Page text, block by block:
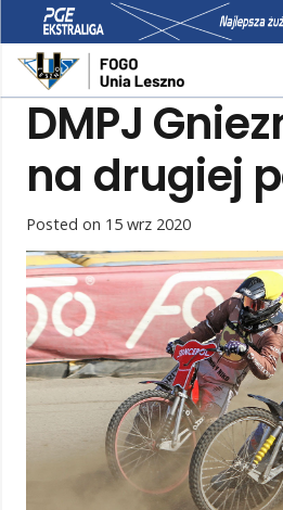
DMPJ
na drugiej
Posted on 15 wrz 2020